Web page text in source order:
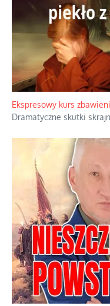
Ekspresowy kurs
Dramatyczne skutki